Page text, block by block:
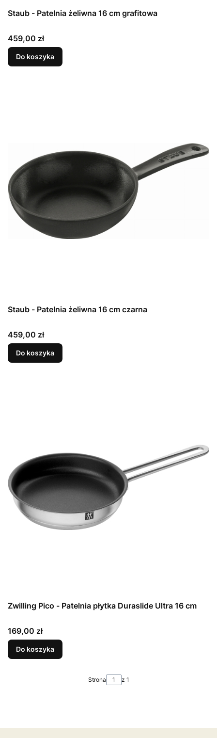
Staub - Patelnia żeliwna 16 cm grafitowa
Cena
459,00 zł
Do koszyka
Staub - Patelnia żeliwna 16 cm czarna
Cena
459,00 zł
Do koszyka
Zwilling Pico - Patelnia płytka Duraslide Ultra 16 cm
Cena
169,00 zł
Do koszyka
Strona z 1